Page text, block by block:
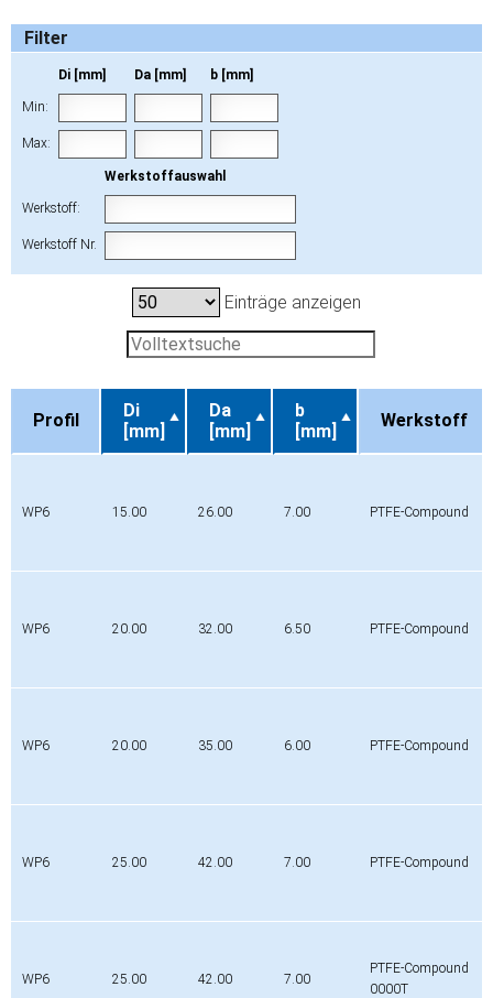
Filter
Di [mm] Da [mm] b [mm]
Min:
Max:
Werkstoffauswahl
Werkstoff:
Werkstoff Nr.
Einträge anzeigen
Profil
Di
[mm]
Da
[mm]
b
[mm]
Werkstoff
WP6 15.00 26.00 7.00 PTFE-Compound
WP6 20.00 32.00 6.50 PTFE-Compound
WP6 20.00 35.00 6.00 PTFE-Compound
WP6 25.00 42.00 7.00 PTFE-Compound
WP6 25.00 42.00 7.00
PTFE-Compound
0000T